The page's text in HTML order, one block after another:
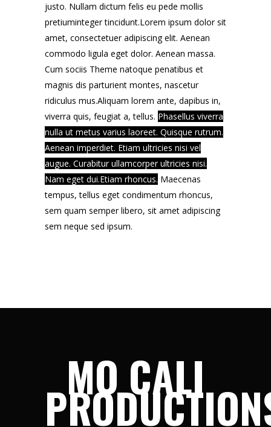
justo. Nullam dictum felis eu pede mollis
pretiuminteger tincidunt.Lorem ipsum dolor sit
amet, consectetuer adipiscing elit. Aenean
commodo ligula eget dolor. Aenean massa.
Cum sociis Theme natoque penatibus et
magnis dis parturient montes, nascetur
ridiculus mus.Aliquam lorem ante, dapibus in,
viverra quis, feugiat a, tellus. Phasellus viverra
nulla ut metus varius laoreet. Quisque rutrum.
Aenean imperdiet. Etiam ultricies nisi vel
augue. Curabitur ullamcorper ultricies nisi.
Nam eget dui.Etiam rhoncus. Maecenas
tempus, tellus eget condimentum rhoncus,
sem quam semper libero, sit amet adipiscing
sem neque sed ipsum.
MO CALI